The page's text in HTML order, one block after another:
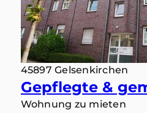
45897 Gelsenkirchen
Wohnung zu mieten